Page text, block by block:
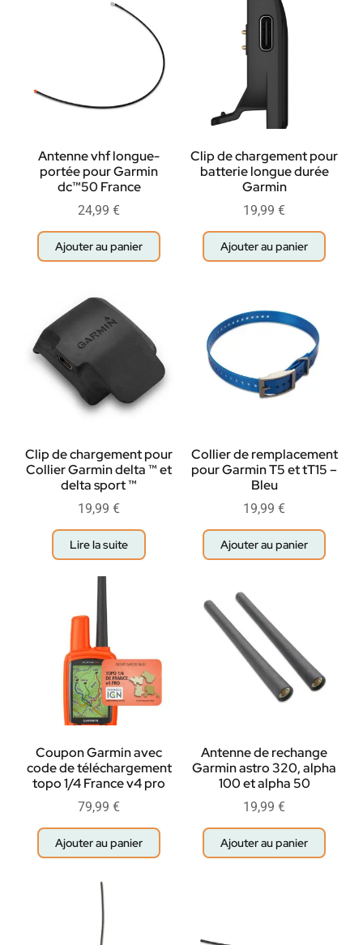
Antenne vhf longue-
portée pour Garmin
dc™50 France
24,99 €
Ajouter au panier
Clip de chargement pour
batterie longue durée
Garmin
19,99 €
Ajouter au panier
Clip de chargement pour
Collier Garmin delta ™ et
delta sport ™
19,99 €
Lire la suite
Collier de remplacement
pour Garmin T5 et tT15 –
Bleu
19,99 €
Ajouter au panier
Coupon Garmin avec
code de téléchargement
topo 1/4 France v4 pro
79,99 €
Ajouter au panier
Antenne de rechange
Garmin astro 320, alpha
100 et alpha 50
19,99 €
Ajouter au panier